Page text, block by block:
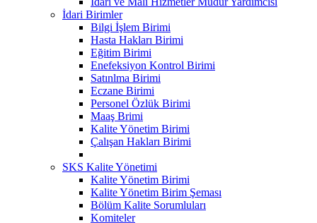
İdari Birimler
Bilgi İşlem Birimi
Hasta Hakları Birimi
Eğitim Birimi
Enefeksiyon Kontrol Birimi
Satınlma Birimi
Eczane Birimi
Personel Özlük Birimi
Maaş Brimi
Kalite Yönetim Birimi
Çalışan Hakları Birimi
SKS Kalite Yönetimi
Kalite Yönetim Birimi
Kalite Yönetim Birim Şeması
Bölüm Kalite Sorumluları
Komiteler